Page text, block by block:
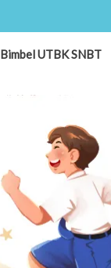
Bimbel UTBK SNBT